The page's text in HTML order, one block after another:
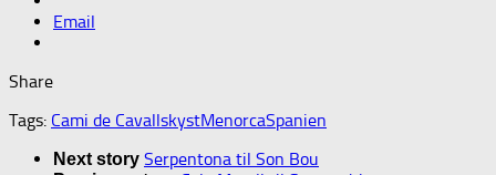
Email
Share
Tags: Cami de CavallskystMenorcaSpanien
Next story Serpentona til Son Bou